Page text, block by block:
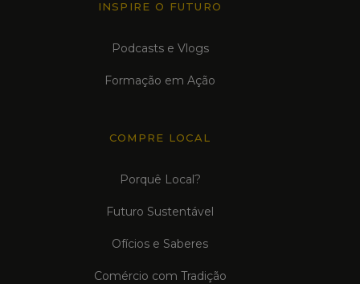
INSPIRE O FUTURO
Podcasts e Vlogs
Formação em Ação
COMPRE LOCAL
Porquê Local?
Futuro Sustentável
Ofícios e Saberes
Comércio com Tradição